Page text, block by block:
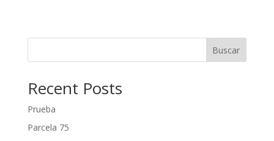
Buscar
Recent Posts
Prueba
Parcela 75